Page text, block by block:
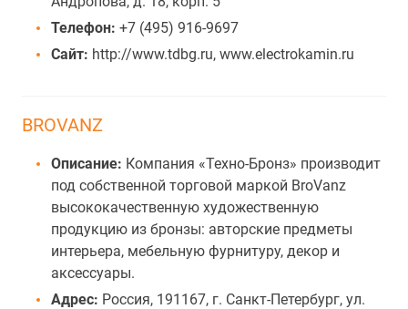
Телефон: +7 (495) 916-9697
Сайт: http://www.tdbg.ru, www.electrokamin.ru
BROVANZ
Описание: Компания «Техно-Бронз» производит
под собственной торговой маркой BroVanz
высококачественную художественную
продукцию из бронзы: авторские предметы
интерьера, мебельную фурнитуру, декор и
аксессуары.
Адрес: Россия, 191167, г. Санкт-Петербург, ул.